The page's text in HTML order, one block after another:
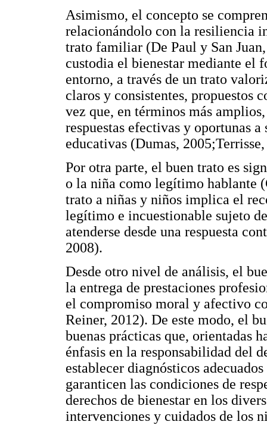
Asimismo, el concepto se
relacionándolo con la resiliencia
trato familiar (De Paul y San
custodia el bienestar mediante el
entorno, a través de un trato
claros y consistentes, propuestos
vez que, en términos más
respuestas efectivas y oportunas
educativas (Dumas,
Por otra parte, el buen trato es
o la niña como legítimo hablante
trato a niñas y niños implica el
legítimo e incuestionable sujeto
atenderse desde una respuesta
2008).
Desde otro nivel de análisis, el
la entrega de prestaciones
el compromiso moral y afectivo
Reiner, 2012). De este modo, el
buenas prácticas que, orientadas
énfasis en la responsabilidad del
establecer diagnósticos
garanticen las condiciones de
derechos de bienestar en los
intervenciones y cuidados de los